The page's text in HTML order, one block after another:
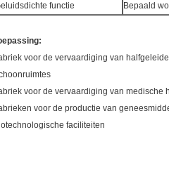
functie
Bepaald
voor de vervaardiging van
voor de vervaardiging van medische
voor de productie van
faciliteiten